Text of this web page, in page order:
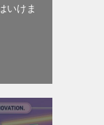
いけま